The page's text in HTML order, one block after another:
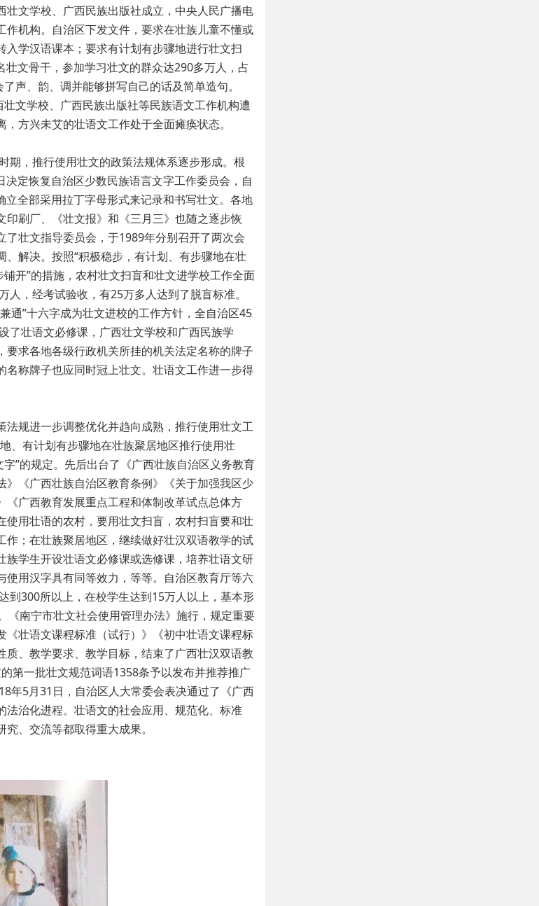
文学校、广西民族出版社成立，中央人民广播电
机构。自治区下发文件，要求在壮族儿童不懂或
学汉语课本；要求有计划有步骤地进行壮文扫
文骨干，参加学习壮文的群众达290多万人，占
声、韵、调并能够拼写自己的话及简单造句。
文学校、广西民族出版社等民族语文工作机构遭
方兴未艾的壮语文工作处于全面瘫痪状态。
期，推行使用壮文的政策法规体系逐步形成。根
定恢复自治区少数民族语言文字工作委员会，自
全部采用拉丁字母形式来记录和书写壮文。各地
刷厂、《壮文报》和《三月三》也随之逐步恢
壮文指导委员会，于1989年分别召开了两次会
解决。按照“积极稳步，有计划、有步骤地在壮
开”的措施，农村壮文扫盲和壮文进学校工作全面
，经考试验收，有25万多人达到了脱盲标准。
通”十六字成为壮文进校的工作方针，全自治区45
了壮语文必修课，广西壮文学校和广西民族学
求各地各级行政机关所挂的机关法定名称的牌子
称牌子也应同时冠上壮文。壮语文工作进一步得
法规进一步调整优化并趋向成熟，推行使用壮文工
、有计划有步骤地在壮族聚居地区推行使用壮
”的规定。先后出台了《广西壮族自治区义务教育
《广西壮族自治区教育条例》《关于加强我区少
广西教育发展重点工程和体制改革试点总体方
用壮语的农村，要用壮文扫盲，农村扫盲要和壮
；在壮族聚居地区，继续做好壮汉双语教学的试
学生开设壮语文必修课或选修课，培养壮语文研
用汉字具有同等效力，等等。自治区教育厅等六
到300所以上，在校学生达到15万人以上，基本形
《南宁市壮文社会使用管理办法》施行，规定重要
壮语文课程标准（试行）》《初中壮语文课程标
、教学要求、教学目标，结束了广西壮汉双语教
第一批壮文规范词语1358条予以发布并推荐推广
年5月31日，自治区人大常委会表决通过了《广西
治化进程。壮语文的社会应用、规范化、标准
、交流等都取得重大成果。